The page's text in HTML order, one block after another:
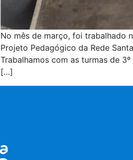
No mês de março, foi trabalhado
Projeto Pedagógico da Rede
Trabalhamos com as turmas de
[…]